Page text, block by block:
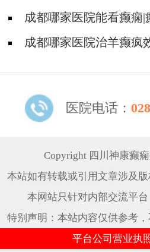
治疗呢?
成都哪家医院能看癫痫|
见问题。
成都哪家医院治羊癫疯
医院电话：
Copyright 四川神康癫
本站如有转载或引用文章涉及
本网站只针对内部交流平台
特别声明：本站内容仅供参考，
平台公司营业执